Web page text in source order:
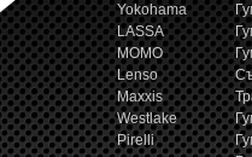
Yokohama
LASSA
MOMO
Lenso
Maxxis
Westlake
Pirelli